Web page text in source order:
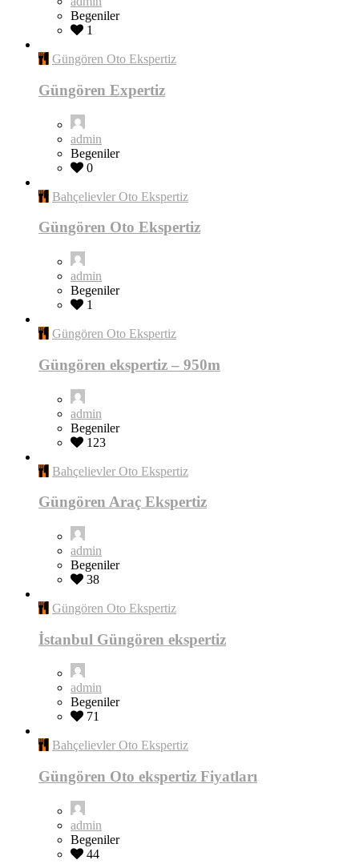
Begeniler
1
Güngören Oto Ekspertiz
Güngören Expertiz
admin
Begeniler
0
Bahçelievler Oto Ekspertiz
Güngören Oto Ekspertiz
admin
Begeniler
1
Güngören Oto Ekspertiz
Güngören ekspertiz – 950m
admin
Begeniler
123
Bahçelievler Oto Ekspertiz
Güngören Araç Ekspertiz
admin
Begeniler
38
Güngören Oto Ekspertiz
İstanbul Güngören ekspertiz
admin
Begeniler
71
Bahçelievler Oto Ekspertiz
Güngören Oto ekspertiz Fiyatları
admin
Begeniler
44